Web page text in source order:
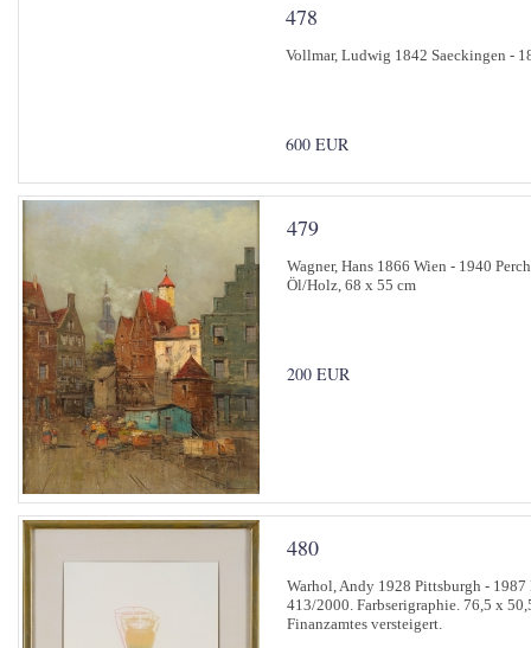
478
Vollmar, Ludwig 1842 Saeckingen -
600 EUR
479
Wagner, Hans 1866 Wien - 1940
Öl/Holz, 68 x 55 cm
200 EUR
480
Warhol, Andy 1928 Pittsburgh -
413/2000. Farbserigraphie. 76,5 x
Finanzamtes versteigert.